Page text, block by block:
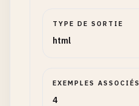
TYPE DE SORTIE
html
EXEMPLES ASSOCIÉS
4